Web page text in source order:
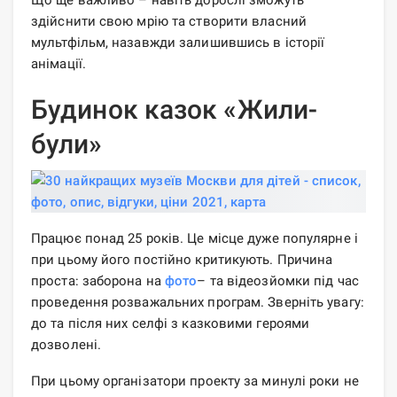
здійснити свою мрію та створити власний
мультфільм, назавжди залишившись в історії
анімації.
Будинок казок «Жили-
були»
Працює понад 25 років. Це місце дуже популярне і
при цьому його постійно критикують. Причина
проста: заборона нафото– та відеозйомки під час
проведення розважальних програм. Зверніть увагу:
до та після них селфі з казковими героями
дозволені.
При цьому організатори проекту за минулі роки не